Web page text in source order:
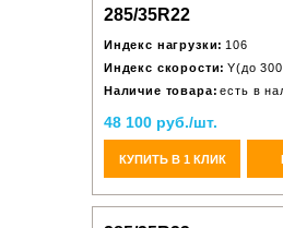
285/35R22
Индекс нагрузки: 106
Индекс скорости: Y(до
Наличие товара: есть в
48 100 руб./шт.
КУПИТЬ В 1 КЛИК